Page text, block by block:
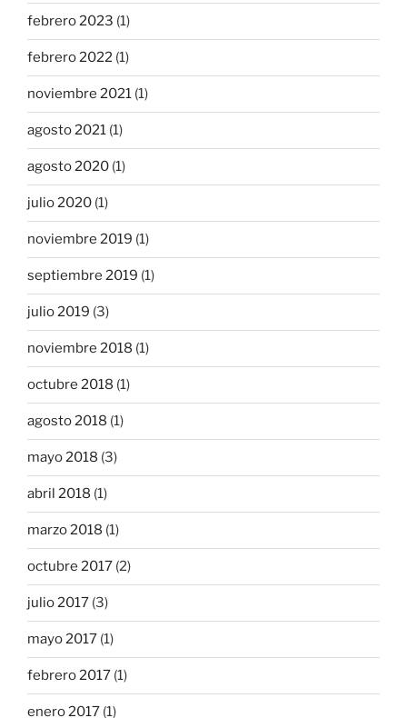
febrero 2023 (1)
febrero 2022 (1)
noviembre 2021 (1)
agosto 2021 (1)
agosto 2020 (1)
julio 2020 (1)
noviembre 2019 (1)
septiembre 2019 (1)
julio 2019 (3)
noviembre 2018 (1)
octubre 2018 (1)
agosto 2018 (1)
mayo 2018 (3)
abril 2018 (1)
marzo 2018 (1)
octubre 2017 (2)
julio 2017 (3)
mayo 2017 (1)
febrero 2017 (1)
enero 2017 (1)